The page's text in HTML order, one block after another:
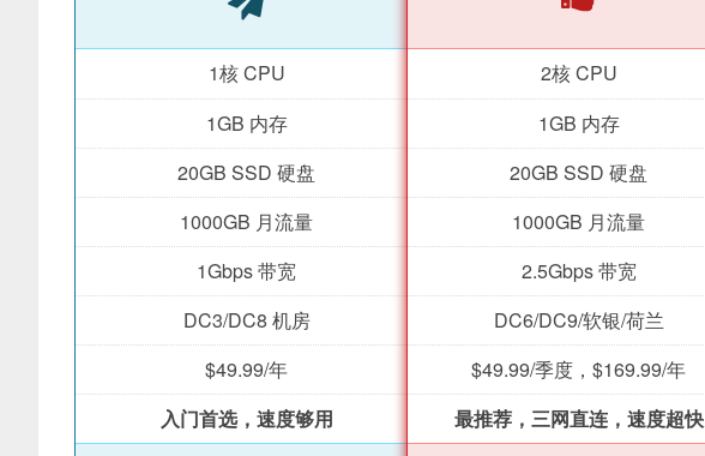
1核 CPU
1GB 内存
20GB SSD 硬盘
1000GB 月流量
1Gbps 带宽
DC3/DC8 机房
$49.99/年
入门首选，速度够用
2核 CPU
1GB 内存
20GB SSD 硬盘
1000GB 月流量
2.5Gbps 带宽
DC6/DC9/软银/荷兰
$49.99/季度，$169.99/年
最推荐，三网直连，速度超快